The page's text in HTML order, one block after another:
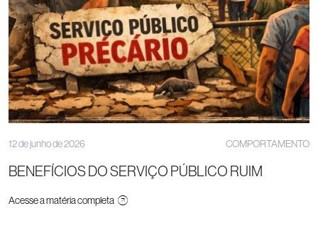
12 de junho de 2026 COMPORTAMENTO
BENEFÍCIOS DO SERVIÇO PÚBLICO RUIM
Acesse a matéria completa